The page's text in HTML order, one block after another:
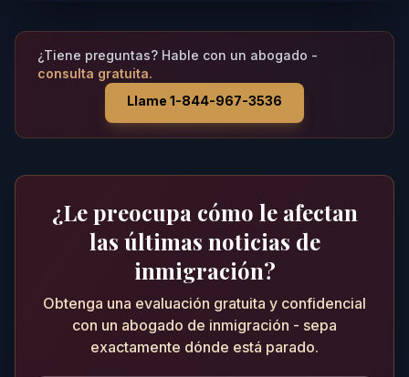
¿Tiene preguntas? Hable con un abogado -
consulta gratuita.
Llame 1-844-967-3536
¿Le preocupa cómo le afectan
las últimas noticias de
inmigración?
Obtenga una evaluación gratuita y confidencial
con un abogado de inmigración - sepa
exactamente dónde está parado.